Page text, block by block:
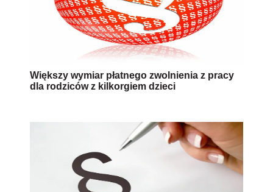
Większy wymiar płatnego zwolnienia z pracy
dla rodziców z kilkorgiem dzieci